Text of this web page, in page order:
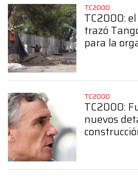
TC2000
TC2000:
trazó
para la
TC2000
TC2000:
nuevos